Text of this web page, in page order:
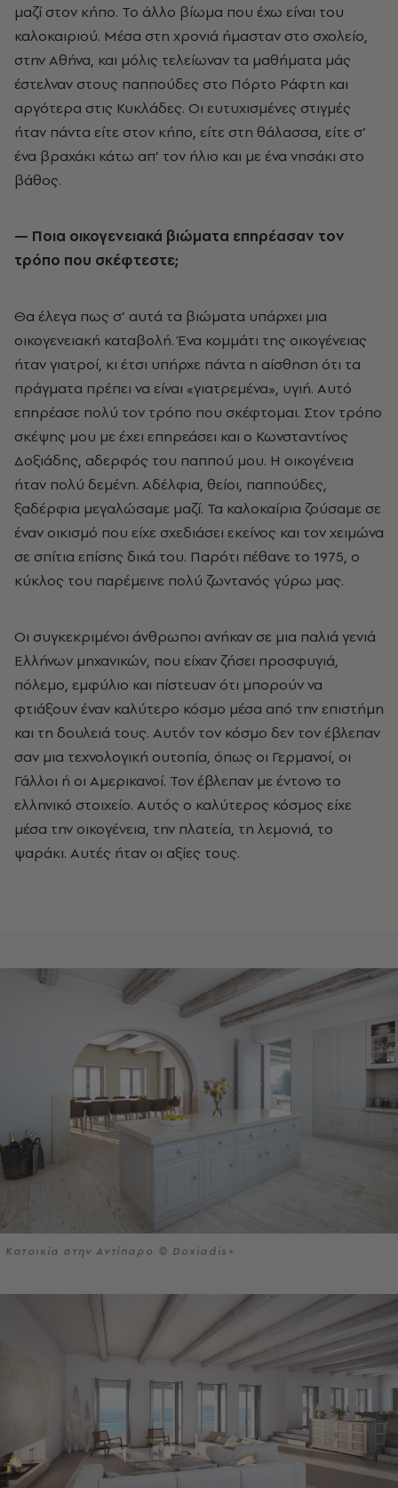
μαζί στον κήπο. Το άλλο βίωμα που έχω είναι του
καλοκαιριού. Μέσα στη χρονιά ήμασταν στο σχολείο,
στην Αθήνα, και μόλις τελείωναν τα μαθήματα μάς
έστελναν στους παππούδες στο Πόρτο Ράφτη και
αργότερα στις Κυκλάδες. Οι ευτυχισμένες στιγμές
ήταν πάντα είτε στον κήπο, είτε στη θάλασσα, είτε σ’
ένα βραχάκι κάτω απ’ τον ήλιο και με ένα νησάκι στο
βάθος.
— Ποια οικογενειακά βιώματα επηρέασαν τον
τρόπο που σκέφτεστε;
Θα έλεγα πως σ’ αυτά τα βιώματα υπάρχει μια
οικογενειακή καταβολή. Ένα κομμάτι της οικογένειας
ήταν γιατροί, κι έτσι υπήρχε πάντα η αίσθηση ότι τα
πράγματα πρέπει να είναι «γιατρεμένα», υγιή. Αυτό
επηρέασε πολύ τον τρόπο που σκέφτομαι. Στον τρόπο
σκέψης μου με έχει επηρεάσει και ο Κωνσταντίνος
Δοξιάδης, αδερφός του παππού μου. Η οικογένεια
ήταν πολύ δεμένη. Αδέλφια, θείοι, παππούδες,
ξαδέρφια μεγαλώσαμε μαζί. Τα καλοκαίρια ζούσαμε σε
έναν οικισμό που είχε σχεδιάσει εκείνος και τον χειμώνα
σε σπίτια επίσης δικά του. Παρότι πέθανε το 1975, ο
κύκλος του παρέμεινε πολύ ζωντανός γύρω μας.
Οι συγκεκριμένοι άνθρωποι ανήκαν σε μια παλιά γενιά
Ελλήνων μηχανικών, που είχαν ζήσει προσφυγιά,
πόλεμο, εμφύλιο και πίστευαν ότι μπορούν να
φτιάξουν έναν καλύτερο κόσμο μέσα από την επιστήμη
και τη δουλειά τους. Αυτόν τον κόσμο δεν τον έβλεπαν
σαν μια τεχνολογική ουτοπία, όπως οι Γερμανοί, οι
Γάλλοι ή οι Αμερικανοί. Τον έβλεπαν με έντονο το
ελληνικό στοιχείο. Αυτός ο καλύτερος κόσμος είχε
μέσα την οικογένεια, την πλατεία, τη λεμονιά, το
ψαράκι. Αυτές ήταν οι αξίες τους.
Κατοικία στην Αντίπαρο © Doxiadis+